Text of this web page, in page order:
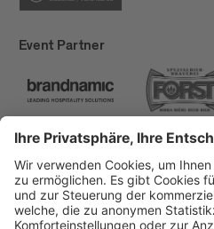
Event Partner
Brixen Tourismus